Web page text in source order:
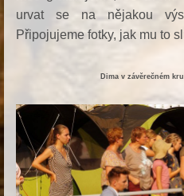
urvat se na nějakou
Připojujeme fotky, jak mu to
Dima v závěrečném